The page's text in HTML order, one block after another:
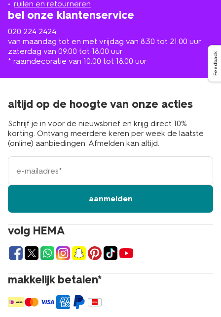
Feedback
ruilen en retourneren
bel onze klantenservice
020 224 2424
van maandag tot en met vrijdag van 8.30 tot 21.00 uur
zaterdag van 09.00 tot 18.00 uur
* raamdecoratie van 10.00 tot 18.00 uur
volg HEMA
makkelijk betalen*
altijd op de hoogte van onze acties
Schrijf je in voor de nieuwsbrief en krijg direct 10%
korting. Ontvang meerdere keren per week de laatste
(online) aanbiedingen. Afmelden kan altijd.
e-
mailadres
aanmelden